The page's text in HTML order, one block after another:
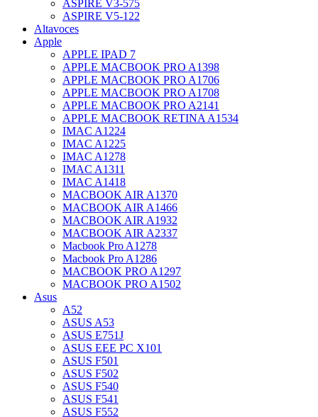
ASPIRE V3-575
ASPIRE V5-122
Altavoces
Apple
APPLE IPAD 7
APPLE MACBOOK PRO A1398
APPLE MACBOOK PRO A1706
APPLE MACBOOK PRO A1708
APPLE MACBOOK PRO A2141
APPLE MACBOOK RETINA A1534
IMAC A1224
IMAC A1225
IMAC A1278
IMAC A1311
IMAC A1418
MACBOOK AIR A1370
MACBOOK AIR A1466
MACBOOK AIR A1932
MACBOOK AIR A2337
Macbook Pro A1278
Macbook Pro A1286
MACBOOK PRO A1297
MACBOOK PRO A1502
Asus
A52
ASUS A53
ASUS E751J
ASUS EEE PC X101
ASUS F501
ASUS F502
ASUS F540
ASUS F541
ASUS F552